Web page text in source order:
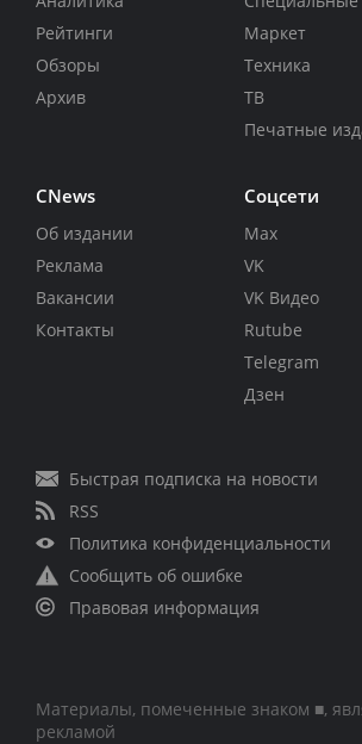
Рейтинги
Обзоры
Архив
Маркет
Техника
ТВ
Печатные
CNews
Об издании
Реклама
Вакансии
Контакты
Соцсети
Max
VK
VK Видео
Rutube
Telegram
Дзен
Быстрая подписка на новости
RSS
Политика конфиденциальности
Сообщить об ошибке
Правовая информация
Материалы, помеченные знаком ■,
рекламой